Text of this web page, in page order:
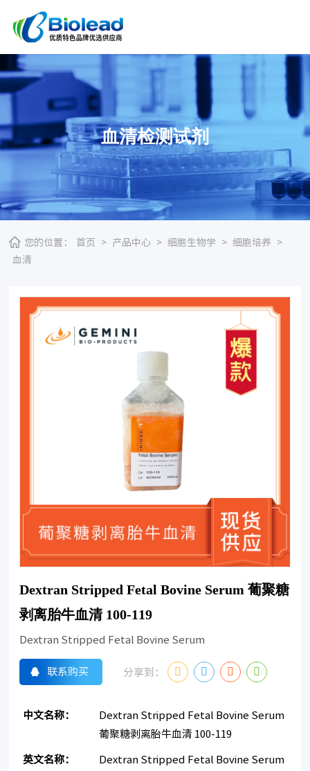
血清检测试剂
您的位置： 首页 > 产品中心 > 细胞生物学 > 细胞培养
>
血清
Dextran Stripped Fetal Bovine Serum 葡聚糖
剥离胎牛血清 100-119
Dextran Stripped Fetal Bovine Serum
联系购买 分享到：
中文名称：
Dextran Stripped Fetal Bovine Serum
葡聚糖剥离胎牛血清 100-119
英文名称： Dextran Stripped Fetal Bovine Serum